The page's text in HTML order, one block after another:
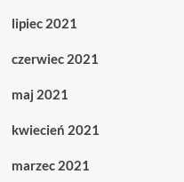
lipiec 2021
czerwiec 2021
maj 2021
kwiecień 2021
marzec 2021